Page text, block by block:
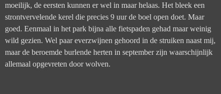
moeilijk, de eersten kunnen er wel in maar helaas. Het bleek een
strontvervelende kerel die precies 9 uur de boel open doet. Maar
goed. Eenmaal in het park bijna alle fietspaden gehad maar weinig
wild gezien. Wel paar everzwijnen gehoord in de struiken naast mij,
maar de beroemde burlende herten in september zijn waarschijnlijk
allemaal opgevreten door wolven.